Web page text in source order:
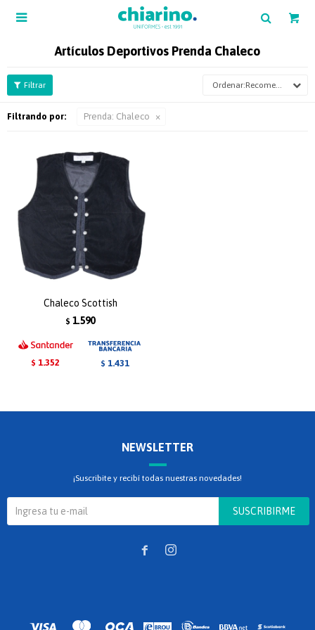

Artículos Deportivos Prenda Chaleco
Recomendados
Filtrando por: Prenda: Chaleco
Chaleco Scottish
$ 1.590
$ 1.352 $ 1.431
NEWSLETTER
¡Suscribite y recibí todas nuestras novedades!
SUSCRIBIRME
 